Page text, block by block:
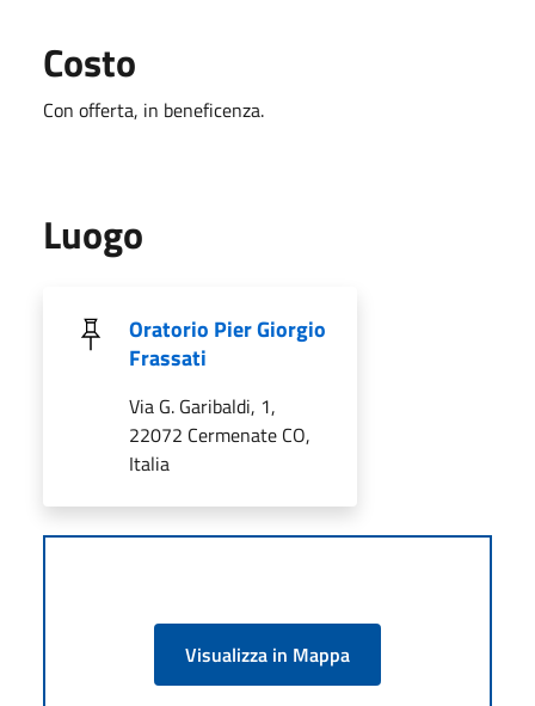
Costo
Con offerta, in beneficenza.
Luogo
Oratorio Pier Giorgio
Frassati
Via G. Garibaldi, 1,
22072 Cermenate CO,
Italia
Visualizza in Mappa